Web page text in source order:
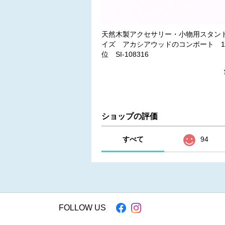
天然木製アクセサリー・小物用スタン
イズ アカシアウッドのコンポート
位 SI-108316
ショップの評価
すべて 94
FOLLOW US